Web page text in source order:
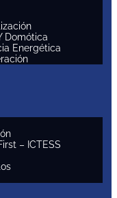
Domótica
Energética
– ICTESS